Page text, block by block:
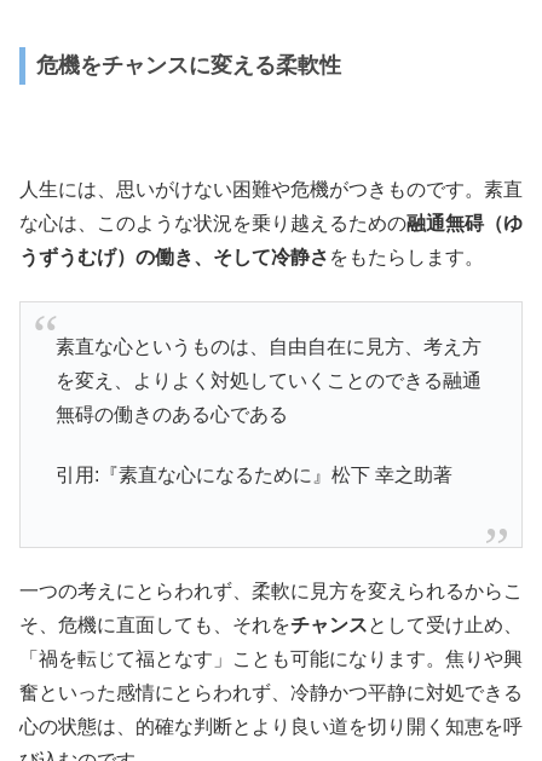
危機をチャンスに変える柔軟性
人生には、思いがけない困難や危機がつきものです。素直
な心は、このような状況を乗り越えるための融通無碍（ゆ
うずうむげ）の働き、そして冷静さ をもたらします。
素直な心というものは、自由自在に見方、考え方
を変え、よりよく対処していくことのできる融通
無碍の働きのある心である
引用:『素直な心になるために』松下 幸之助著
一つの考えにとらわれず、柔軟に見方を変えられるからこ
そ、危機に直面しても、それをチャンスとして受け止め、
「禍を転じて福となす」ことも可能になります。焦りや興
奮といった感情にとらわれず、冷静かつ平静に対処できる
心の状態は、的確な判断とより良い道を切り開く知恵を呼